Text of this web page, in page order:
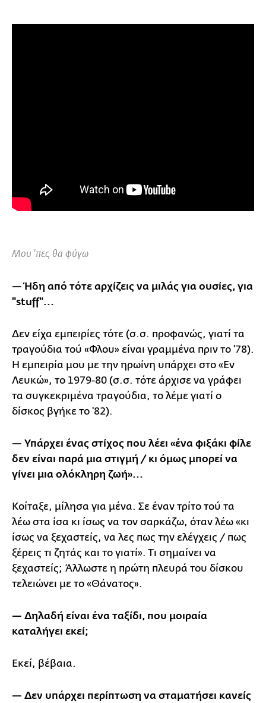
Μου 'πες θα φύγω
— Ήδη από τότε αρχίζεις να μιλάς για ουσίες, για
"stuff"...
Δεν είχα εμπειρίες τότε (σ.σ. προφανώς, γιατί τα
τραγούδια τού «Φλου» είναι γραμμένα πριν το '78).
Η εμπειρία μου με την ηρωίνη υπάρχει στο «Εν
Λευκώ», το 1979-80 (σ.σ. τότε άρχισε να γράφει
τα συγκεκριμένα τραγούδια, το λέμε γιατί ο
δίσκος βγήκε το '82).
— Υπάρχει ένας στίχος που λέει «ένα φιξάκι φίλε
δεν είναι παρά μια στιγμή / κι όμως μπορεί να
γίνει μια ολόκληρη ζωή»...
Κοίταξε, μίλησα για μένα. Σε έναν τρίτο τού τα
λέω στα ίσα κι ίσως να τον σαρκάζω, όταν λέω «κι
ίσως να ξεχαστείς, να λες πως την ελέγχεις / πως
ξέρεις τι ζητάς και το γιατί». Τι σημαίνει να
ξεχαστείς; Άλλωστε η πρώτη πλευρά του δίσκου
τελειώνει με το «Θάνατος».
— Δηλαδή είναι ένα ταξίδι, που μοιραία
καταλήγει εκεί;
Εκεί, βέβαια.
— Δεν υπάρχει περίπτωση να σταματήσει κανείς